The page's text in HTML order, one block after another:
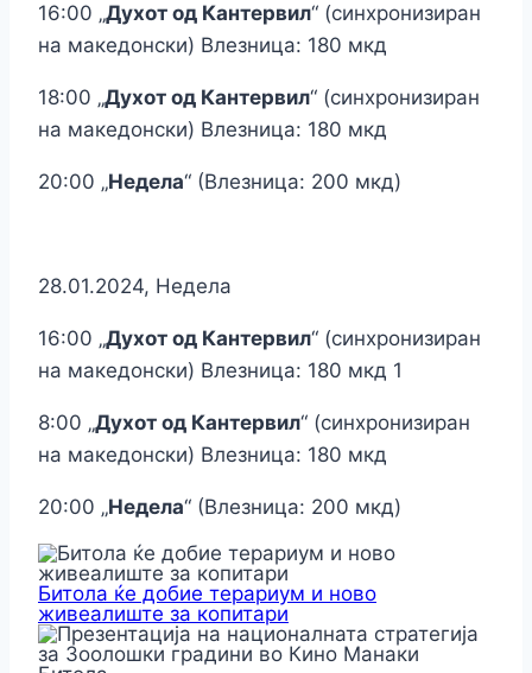
16:00 „Духот од Кантервил“ (синхронизиран
на македонски) Влезница: 180 мкд
18:00 „Духот од Кантервил“ (синхронизиран
на македонски) Влезница: 180 мкд
20:00 „Недела“ (Влезница: 200 мкд)
28.01.2024, Недела
16:00 „Духот од Кантервил“ (синхронизиран
на македонски) Влезница: 180 мкд 1
8:00 „Духот од Кантервил“ (синхронизиран
на македонски) Влезница: 180 мкд
20:00 „Недела“ (Влезница: 200 мкд)
Битола ќе добие терариум и ново
живеалиште за копитари